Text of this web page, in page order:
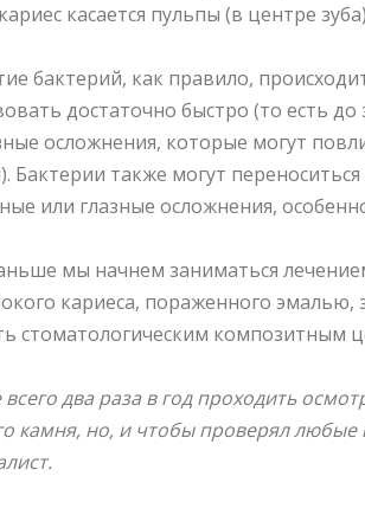
касается пульпы (в центре
бактерий, как правило,
достаточно быстро (то есть
осложнения, которые могут
Бактерии также могут
или глазные осложнения,
мы начнем заниматься
кариеса, пораженного
стоматологическим композитным
два раза в год проходить
камня, но, и чтобы проверял